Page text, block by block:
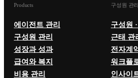
Products
에이전트 관리
구성원 관리
성장과 성과
급여와 복지
비용 관리
구성원 관리
구성원
근태 관
전자계
워크플
인사이